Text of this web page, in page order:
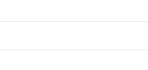
用ください。
1000ppm以下、ポリ臭化ジフェニルエ
準値を超えていることを示します。
わせください。
は、日本国政府の輸出許可(または